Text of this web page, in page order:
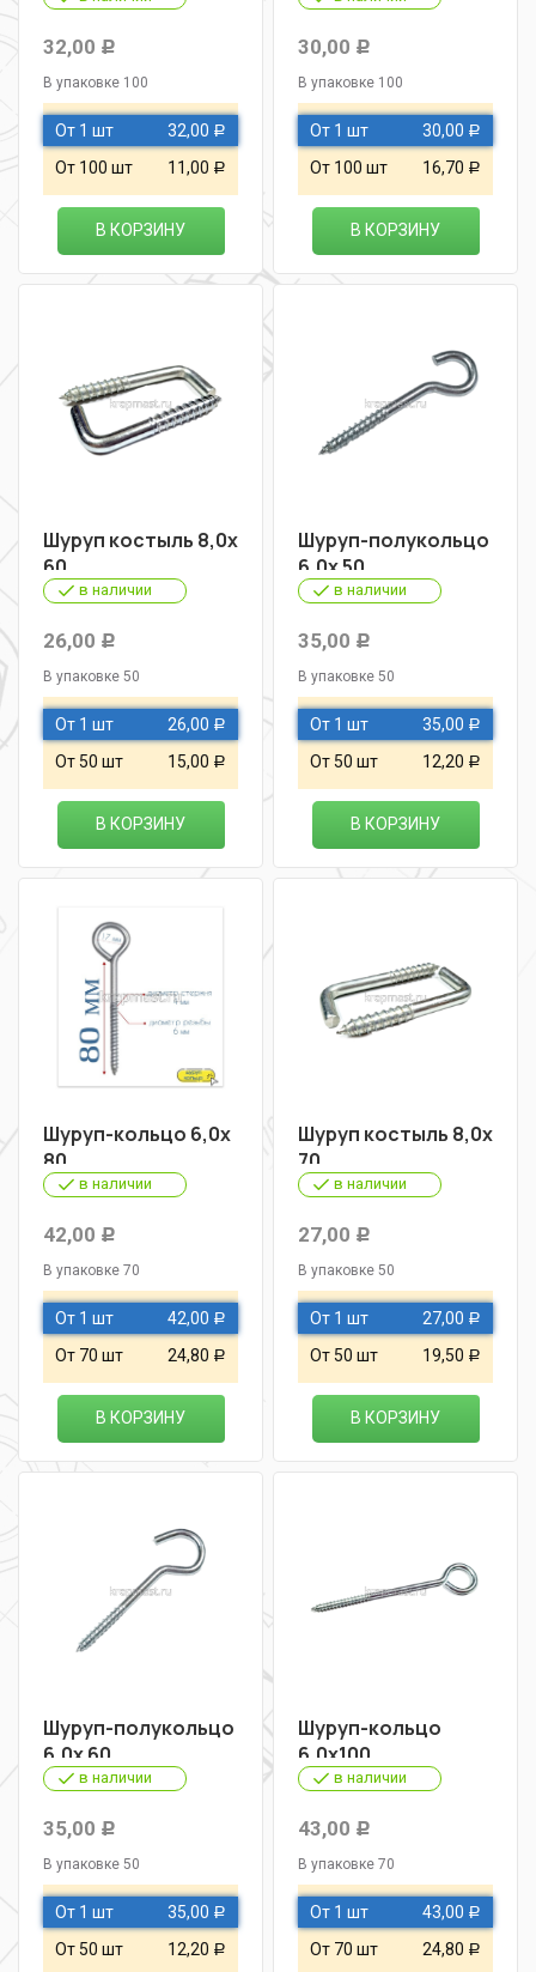
32,00 Р
В упаковке 100
От 1 шт 32,00 Р
От 100 шт 11,00 Р
В КОРЗИНУ
30,00 Р
В упаковке 100
От 1 шт 30,00 Р
От 100 шт 16,70 Р
В КОРЗИНУ
Шуруп костыль 8,0х
60
в наличии
26,00 Р
В упаковке 50
От 1 шт 26,00 Р
От 50 шт 15,00 Р
В КОРЗИНУ
Шуруп-полукольцо
6,0х 50
в наличии
35,00 Р
В упаковке 50
От 1 шт 35,00 Р
От 50 шт 12,20 Р
В КОРЗИНУ
Шуруп-кольцо 6,0х
80
в наличии
42,00 Р
В упаковке 70
От 1 шт 42,00 Р
От 70 шт 24,80 Р
В КОРЗИНУ
Шуруп костыль 8,0х
70
в наличии
27,00 Р
В упаковке 50
От 1 шт 27,00 Р
От 50 шт 19,50 Р
В КОРЗИНУ
Шуруп-полукольцо
6,0х 60
в наличии
35,00 Р
В упаковке 50
От 1 шт 35,00 Р
От 50 шт 12,20 Р
Шуруп-кольцо
6,0х100
в наличии
43,00 Р
В упаковке 70
От 1 шт 43,00 Р
От 70 шт 24,80 Р